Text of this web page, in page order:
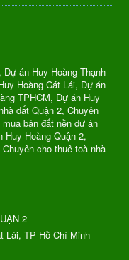
án Huy Hoàng Thạnh
Hoàng Cát Lái, Dự án
TPHCM, Dự án Huy
đất Quận 2, Chuyên
bán đất nền dự án
Huy Hoàng Quận 2,
cho thuê toà nhà
2
Lái, TP Hồ Chí Minh